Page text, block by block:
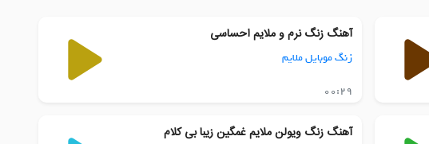
آهنگ زنگ نرم و ملایم احساسی
زنگ موبایل ملایم
00:29
آهنگ زنگ ویولن ملایم غمگین زیبا بی کلام